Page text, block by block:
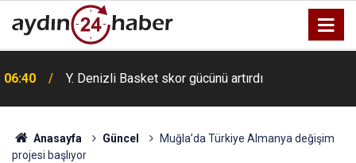
06:40 Y. Denizli Basket skor gücünü artırdı
Anasayfa Güncel
Muğla’da Türkiye Almanya değişim
projesi başlıyor